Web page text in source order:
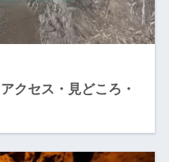
クセス・見どころ・